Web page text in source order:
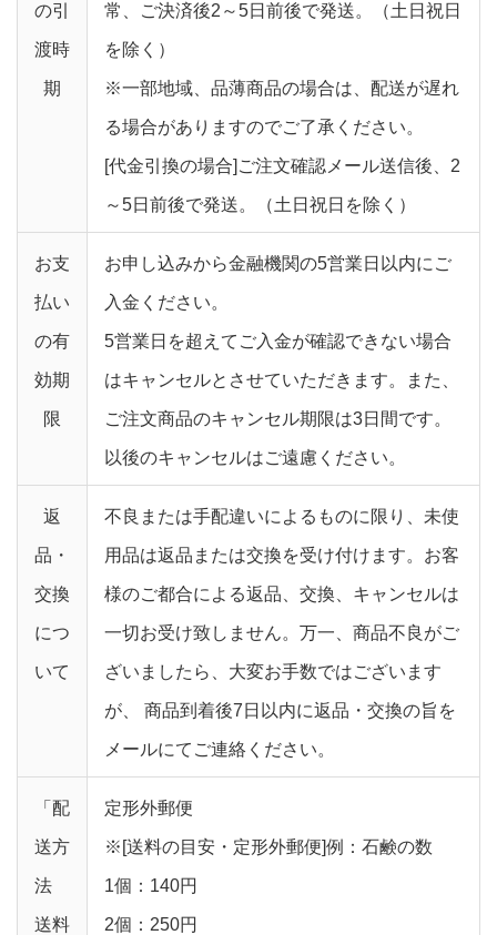
の引
渡時
期
常、ご決済後2～5日前後で発送。（土日祝日
を除く）
※一部地域、品薄商品の場合は、配送が遅れ
る場合がありますのでご了承ください。
[代金引換の場合]ご注文確認メール送信後、2
～5日前後で発送。（土日祝日を除く）
お支
払い
の有
効期
限
お申し込みから金融機関の5営業日以内にご
入金ください。
5営業日を超えてご入金が確認できない場合
はキャンセルとさせていただきます。また、
ご注文商品のキャンセル期限は3日間です。
以後のキャンセルはご遠慮ください。
返
品・
交換
につ
いて
不良または手配違いによるものに限り、未使
用品は返品または交換を受け付けます。お客
様のご都合による返品、交換、キャンセルは
一切お受け致しません。万一、商品不良がご
ざいましたら、大変お手数ではございます
が、 商品到着後7日以内に返品・交換の旨を
メールにてご連絡ください。
「配
送方
法
送料
定形外郵便
※[送料の目安・定形外郵便]例：石鹸の数
1個：140円
2個：250円